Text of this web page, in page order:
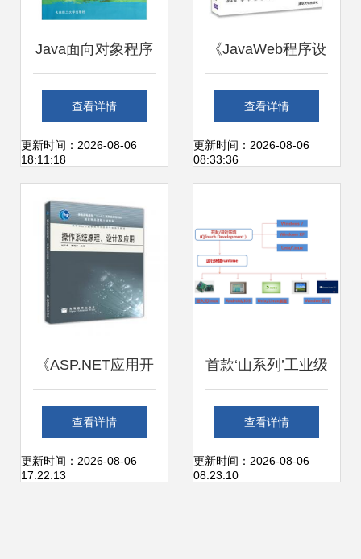
Java面向对象程序
设计 理论与实践并
重的开发指南
查看详情
更新时间：2026-08-06
18:11:18
《JavaWeb程序设
计教程》 高等学校
计算机应用规划教
查看详情
更新时间：2026-08-06
08:33:36
《ASP.NET应用开
发与实践》 计算机
教育“十二五”规划
查看详情
更新时间：2026-08-06
17:22:13
首款‘山系列’工业级
国产计算机 引领国
产软硬件自主创
查看详情
更新时间：2026-08-06
08:23:10